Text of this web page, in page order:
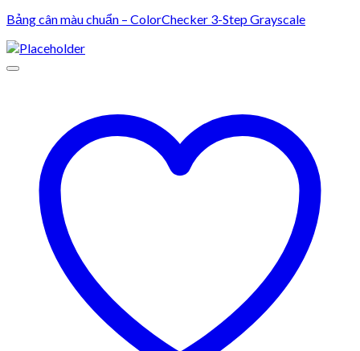
Bảng cân màu chuẩn – ColorChecker 3-Step Grayscale